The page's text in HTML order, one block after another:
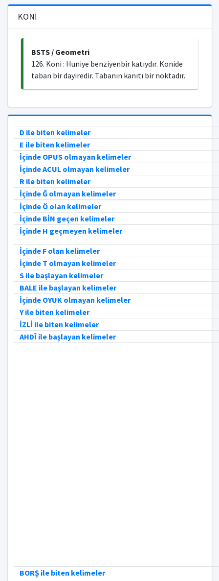
KONİ
BSTS / Geometri
126. Koni : Huniye benziyenbir katıydır. Konide
taban bir dayiredir. Tabanın kanıtı bir noktadır.
D ile biten kelimeler
E ile biten kelimeler
İçinde OPUS olmayan kelimeler
İçinde ACUL olmayan kelimeler
R ile biten kelimeler
İçinde Ğ olmayan kelimeler
İçinde Ö olan kelimeler
İçinde BİN geçen kelimeler
İçinde H geçmeyen kelimeler
İçinde F olan kelimeler
İçinde T olmayan kelimeler
S ile başlayan kelimeler
BALE ile başlayan kelimeler
İçinde OYUK olmayan kelimeler
Y ile biten kelimeler
İZLİ ile biten kelimeler
AHDÎ ile başlayan kelimeler
BORŞ ile biten kelimeler